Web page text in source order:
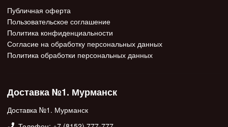
Публичная оферта
Пользовательское соглашение
Политика конфиденциальности
Согласие на обработку персональных данных
Политика обработки персональных данных
Доставка №1. Мурманск
Доставка №1. Мурманск